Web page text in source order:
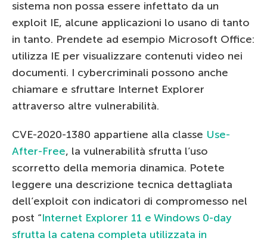
sistema non possa essere infettato da un
exploit IE, alcune applicazioni lo usano di tanto
in tanto. Prendete ad esempio Microsoft Office:
utilizza IE per visualizzare contenuti video nei
documenti. I cybercriminali possono anche
chiamare e sfruttare Internet Explorer
attraverso altre vulnerabilità.
CVE-2020-1380 appartiene alla classe Use-
After-Free, la vulnerabilità sfrutta l’uso
scorretto della memoria dinamica. Potete
leggere una descrizione tecnica dettagliata
dell’exploit con indicatori di compromesso nel
post “Internet Explorer 11 e Windows 0-day
sfrutta la catena completa utilizzata in